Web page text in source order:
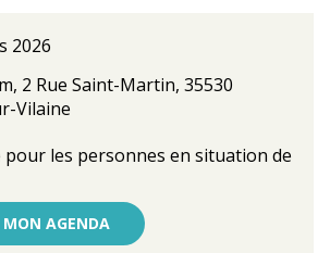
2026
2 Rue Saint-Martin, 35530
Vilaine
pour les personnes en situation de
AGENDA